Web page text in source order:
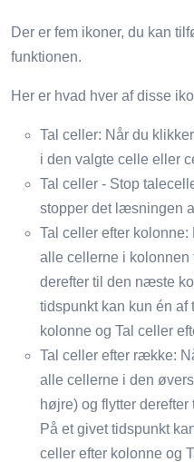
Der er fem ikoner, du kan
funktionen.
Her er hvad hver af disse
Tal celler: Når du
i den valgte celle eller
Tal celler - Stop
stopper det læsningen
Tal celler efter
alle cellerne i kolonnen
derefter til den næste
tidspunkt kan kun én af
kolonne og Tal celler
Tal celler efter række:
alle cellerne i den
højre) og flytter
På et givet tidspunkt
celler efter kolonne og